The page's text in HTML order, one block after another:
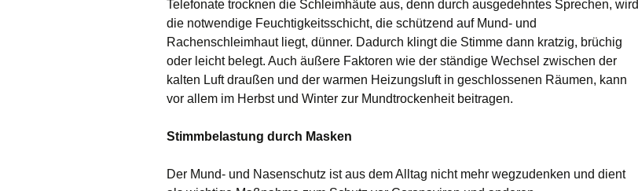
Telefonate trocknen die Schleimhäute aus, denn durch ausgedehntes Sprechen, wird
die notwendige Feuchtigkeitsschicht, die schützend auf Mund- und
Rachenschleimhaut liegt, dünner. Dadurch klingt die Stimme dann kratzig, brüchig
oder leicht belegt. Auch äußere Faktoren wie der ständige Wechsel zwischen der
kalten Luft draußen und der warmen Heizungsluft in geschlossenen Räumen, kann
vor allem im Herbst und Winter zur Mundtrockenheit beitragen.
Stimmbelastung durch Masken
Der Mund- und Nasenschutz ist aus dem Alltag nicht mehr wegzudenken und dient